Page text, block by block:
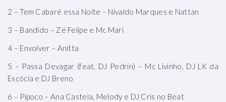
2 – Tem Cabaré essa Noite – Nivaldo Marques e Nattan
3 – Bandido – Zé Felipe e Mc Mari
4 – Envolver – Anitta
5 – Passa Devagar (feat. DJ Pedrin) – Mc Livinho, DJ LK da
Escócia e DJ Breno
6 – Pipoco – Ana Castela, Melody e DJ Cris no Beat